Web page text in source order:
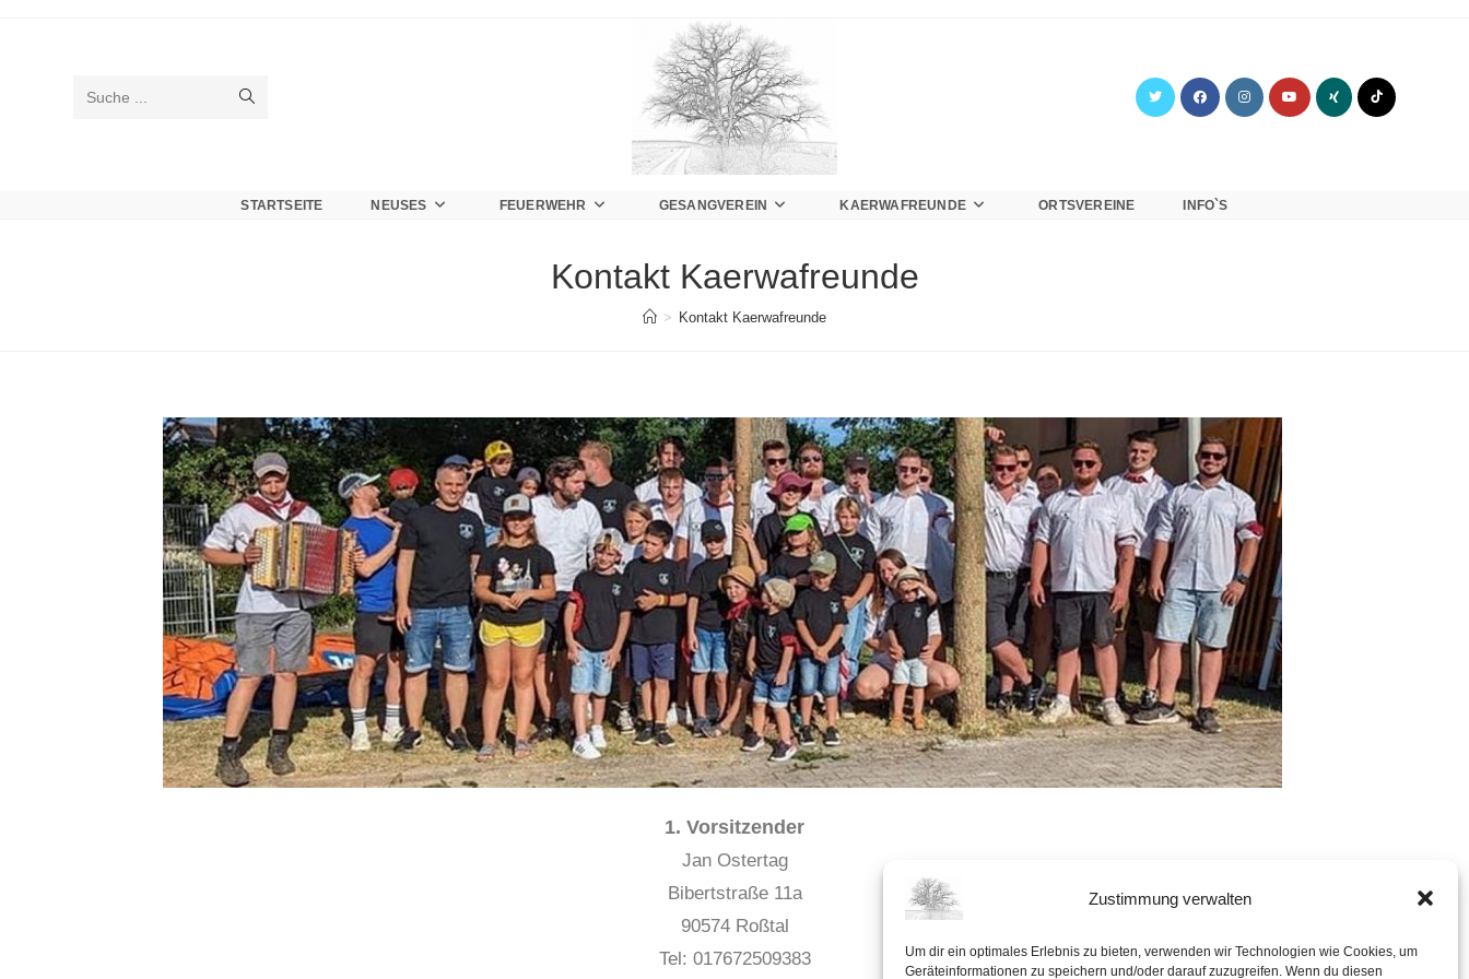
Zustimmung verwalten
Um dir ein optimales Erlebnis zu bieten, verwenden wir Technologien wie Cookies, um
Geräteinformationen zu speichern und/oder darauf zuzugreifen. Wenn du diesen
Suche ...
STARTSEITE NEUSES FEUERWEHR GESANGVEREIN KAERWAFREUNDE ORTSVEREINE INFO`S
Kontakt Kaerwafreunde
> Kontakt Kaerwafreunde
1. Vorsitzender
Jan Ostertag
Bibertstraße 11a
90574 Roßtal
Tel: 017672509383